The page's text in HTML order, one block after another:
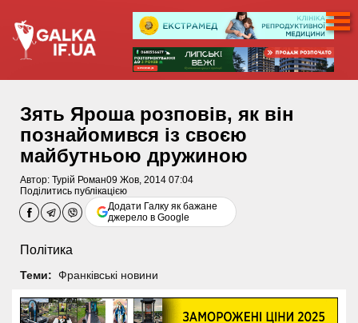
Зять Яроша розповів, як він
познайомився із своєю
майбутньою дружиною
Автор: Турій Роман09 Жов, 2014 07:04
Поділитись публікацією
Додати Галку як бажане
джерело в Google
Політика
Теми: Франківські новини